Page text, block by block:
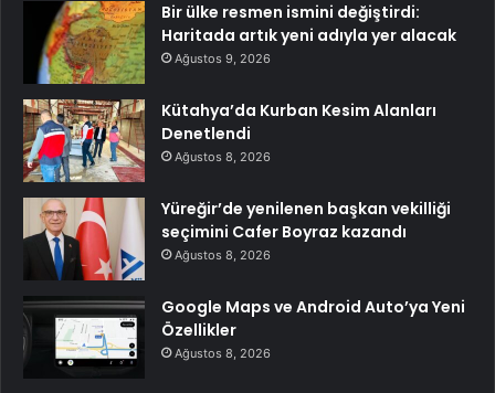
Bir ülke resmen ismini değiştirdi:
Haritada artık yeni adıyla yer alacak
Ağustos 9, 2026
Kütahya’da Kurban Kesim Alanları
Denetlendi
Ağustos 8, 2026
Yüreğir’de yenilenen başkan vekilliği
seçimini Cafer Boyraz kazandı
Ağustos 8, 2026
Google Maps ve Android Auto’ya Yeni
Özellikler
Ağustos 8, 2026